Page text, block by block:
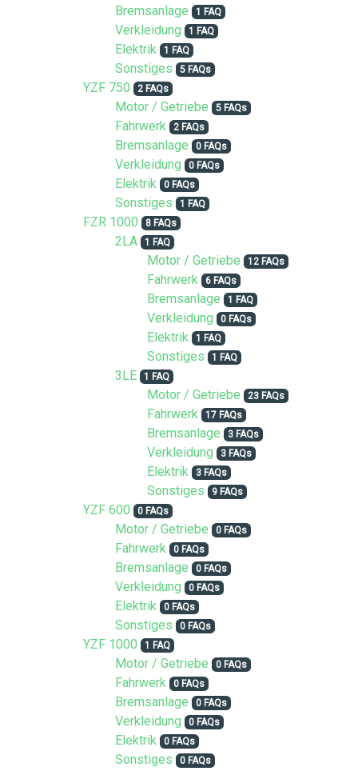
Bremsanlage 1 FAQ
Verkleidung 1 FAQ
Elektrik 1 FAQ
Sonstiges 5 FAQs
YZF 750 2 FAQs
Motor / Getriebe 5 FAQs
Fahrwerk 2 FAQs
Bremsanlage 0 FAQs
Verkleidung 0 FAQs
Elektrik 0 FAQs
Sonstiges 1 FAQ
FZR 1000 8 FAQs
2LA 1 FAQ
Motor / Getriebe 12 FAQs
Fahrwerk 6 FAQs
Bremsanlage 1 FAQ
Verkleidung 0 FAQs
Elektrik 1 FAQ
Sonstiges 1 FAQ
3LE 1 FAQ
Motor / Getriebe 23 FAQs
Fahrwerk 17 FAQs
Bremsanlage 3 FAQs
Verkleidung 3 FAQs
Elektrik 3 FAQs
Sonstiges 9 FAQs
YZF 600 0 FAQs
Motor / Getriebe 0 FAQs
Fahrwerk 0 FAQs
Bremsanlage 0 FAQs
Verkleidung 0 FAQs
Elektrik 0 FAQs
Sonstiges 0 FAQs
YZF 1000 1 FAQ
Motor / Getriebe 0 FAQs
Fahrwerk 0 FAQs
Bremsanlage 0 FAQs
Verkleidung 0 FAQs
Elektrik 0 FAQs
Sonstiges 0 FAQs